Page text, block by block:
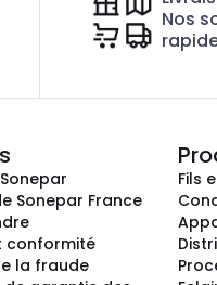
Nos
Sonepar France
conformité
la fraude
Fils